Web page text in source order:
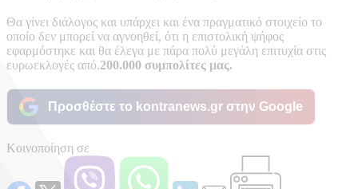
Θα γίνει διάλογος και υπάρχει και ένα πραγματικό στοιχείο το
οποίο δεν μπορεί να αγνοηθεί, ότι η επιστολική ψήφος
εφαρμόστηκε και θα έλεγα με πάρα πολύ μεγάλη επιτυχία στις
ευρωεκλογές από.200.000 συμπολίτες μας.
Προσθέστε το kontranews.gr στην Google
Κοινοποίηση σε